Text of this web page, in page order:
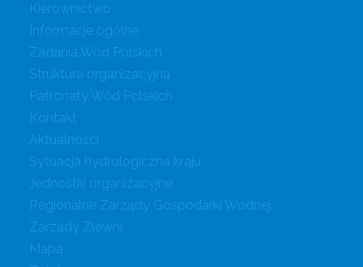
Kierownictwo
Informacje ogólne
Zadania Wód Polskich
Struktura organizacyjna
Patronaty Wód Polskich
Kontakt
Aktualności
Sytuacja hydrologiczna kraju
Jednostki organizacyjne
Regionalne Zarządy Gospodarki Wodnej
Zarządy Zlewni
Mapa